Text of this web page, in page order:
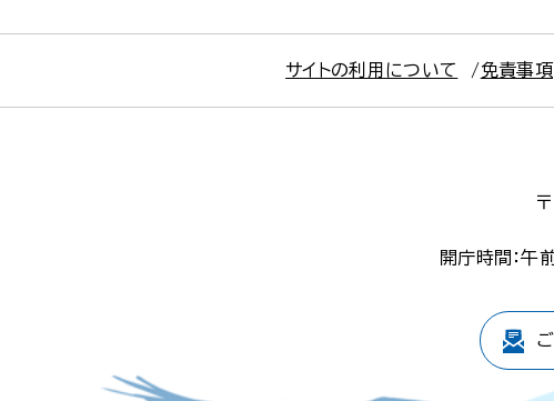
サイトの利用について 免責事項
開庁時間：